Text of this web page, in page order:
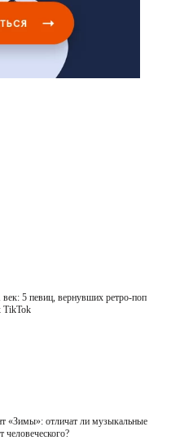
5 певиц, вернувших ретро-поп
TikTok
«Зимы»: отличат ли музыкальные